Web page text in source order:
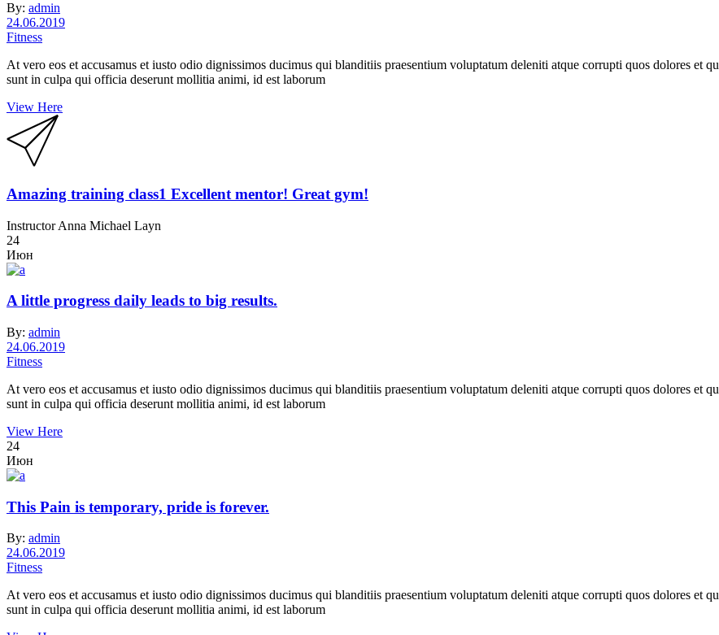
By: admin
24.06.2019
Fitness
At vero eos et accusamus et iusto odio dignissimos ducimus qui blanditiis praesentium voluptatum deleniti atque corrupti quos dolores et
sunt in culpa qui officia deserunt mollitia animi, id est laborum
View Here
Amazing training class1 Excellent mentor! Great gym!
InstructorAnna Michael Layn
24
Июн
A little progress daily leads to big results.
By: admin
24.06.2019
Fitness
At vero eos et accusamus et iusto odio dignissimos ducimus qui blanditiis praesentium voluptatum deleniti atque corrupti quos dolores et
sunt in culpa qui officia deserunt mollitia animi, id est laborum
View Here
24
Июн
This Pain is temporary, pride is forever.
By: admin
24.06.2019
Fitness
At vero eos et accusamus et iusto odio dignissimos ducimus qui blanditiis praesentium voluptatum deleniti atque corrupti quos dolores et
sunt in culpa qui officia deserunt mollitia animi, id est laborum